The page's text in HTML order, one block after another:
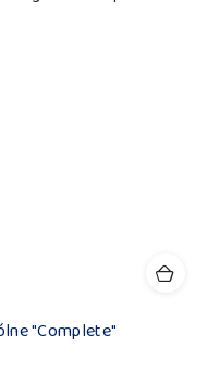
"Complete"